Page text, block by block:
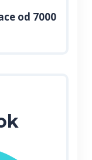
od 7000